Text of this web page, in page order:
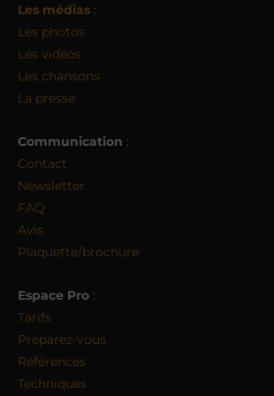
Les médias :
Les photos
Les vidéos
Les chansons
La presse
Communication :
Contact
Newsletter
FAQ
Avis
Plaquette/brochure
Espace Pro :
Tarifs
Préparez-vous
Références
Techniques